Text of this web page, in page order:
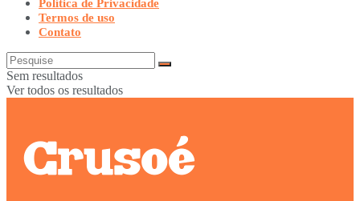
Política de Privacidade
Termos de uso
Contato
Sem resultados
Ver todos os resultados